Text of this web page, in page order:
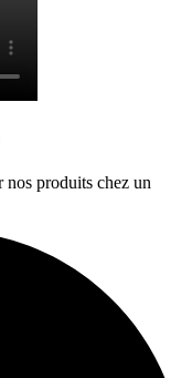
produits chez un